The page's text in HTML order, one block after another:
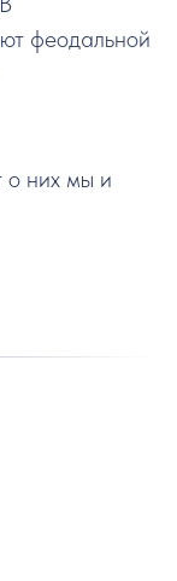
феодальной
о них мы и